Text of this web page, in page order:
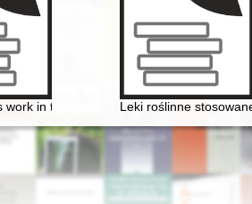
work in the context of culture. Vol 1
Leki roślinne